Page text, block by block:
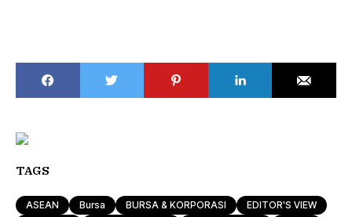
TAGS
ASEAN Bursa BURSA & KORPORASI
EDITOR'S VIEW